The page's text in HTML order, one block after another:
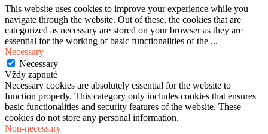
This website uses cookies to improve your experience while you
navigate through the website. Out of these, the cookies that are
categorized as necessary are stored on your browser as they are
essential for the working of basic functionalities of the ...
Necessary
Necessary
Vždy zapnuté
Necessary cookies are absolutely essential for the website to
function properly. This category only includes cookies that ensures
basic functionalities and security features of the website. These
cookies do not store any personal information.
Non-necessary